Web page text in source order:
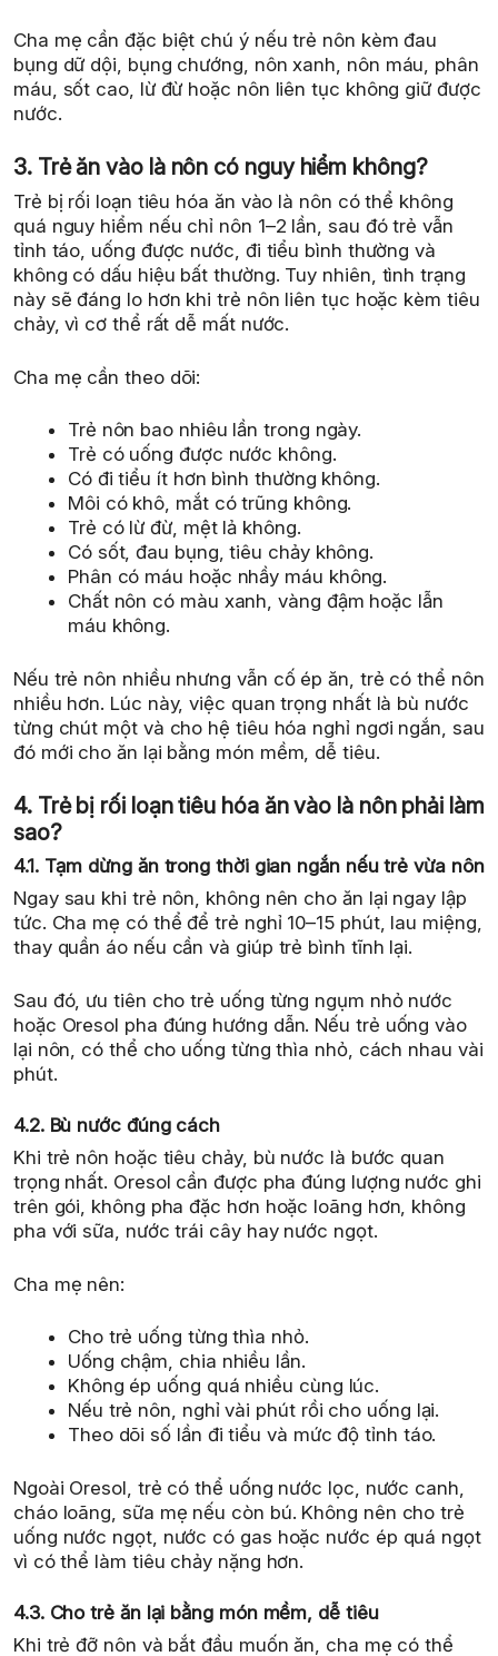
Cha mẹ cần đặc biệt chú ý nếu trẻ nôn kèm đau
bụng dữ dội, bụng chướng, nôn xanh, nôn máu, phân
máu, sốt cao, lừ đừ hoặc nôn liên tục không giữ được
nước.
3. Trẻ ăn vào là nôn có nguy hiểm không?
Trẻ bị rối loạn tiêu hóa ăn vào là nôn có thể không
quá nguy hiểm nếu chỉ nôn 1–2 lần, sau đó trẻ vẫn
tỉnh táo, uống được nước, đi tiểu bình thường và
không có dấu hiệu bất thường. Tuy nhiên, tình trạng
này sẽ đáng lo hơn khi trẻ nôn liên tục hoặc kèm tiêu
chảy, vì cơ thể rất dễ mất nước.
Cha mẹ cần theo dõi:
Trẻ nôn bao nhiêu lần trong ngày.
Trẻ có uống được nước không.
Có đi tiểu ít hơn bình thường không.
Môi có khô, mắt có trũng không.
Trẻ có lừ đừ, mệt lả không.
Có sốt, đau bụng, tiêu chảy không.
Phân có máu hoặc nhầy máu không.
Chất nôn có màu xanh, vàng đậm hoặc lẫn
máu không.
Nếu trẻ nôn nhiều nhưng vẫn cố ép ăn, trẻ có thể nôn
nhiều hơn. Lúc này, việc quan trọng nhất là bù nước
từng chút một và cho hệ tiêu hóa nghỉ ngơi ngắn, sau
đó mới cho ăn lại bằng món mềm, dễ tiêu.
4. Trẻ bị rối loạn tiêu hóa ăn vào là nôn phải làm
sao?
4.1. Tạm dừng ăn trong thời gian ngắn nếu trẻ vừa nôn
Ngay sau khi trẻ nôn, không nên cho ăn lại ngay lập
tức. Cha mẹ có thể để trẻ nghỉ 10–15 phút, lau miệng,
thay quần áo nếu cần và giúp trẻ bình tĩnh lại.
Sau đó, ưu tiên cho trẻ uống từng ngụm nhỏ nước
hoặc Oresol pha đúng hướng dẫn. Nếu trẻ uống vào
lại nôn, có thể cho uống từng thìa nhỏ, cách nhau vài
phút.
4.2. Bù nước đúng cách
Khi trẻ nôn hoặc tiêu chảy, bù nước là bước quan
trọng nhất. Oresol cần được pha đúng lượng nước ghi
trên gói, không pha đặc hơn hoặc loãng hơn, không
pha với sữa, nước trái cây hay nước ngọt.
Cha mẹ nên:
Cho trẻ uống từng thìa nhỏ.
Uống chậm, chia nhiều lần.
Không ép uống quá nhiều cùng lúc.
Nếu trẻ nôn, nghỉ vài phút rồi cho uống lại.
Theo dõi số lần đi tiểu và mức độ tỉnh táo.
Ngoài Oresol, trẻ có thể uống nước lọc, nước canh,
cháo loãng, sữa mẹ nếu còn bú. Không nên cho trẻ
uống nước ngọt, nước có gas hoặc nước ép quá ngọt
vì có thể làm tiêu chảy nặng hơn.
4.3. Cho trẻ ăn lại bằng món mềm, dễ tiêu
Khi trẻ đỡ nôn và bắt đầu muốn ăn, cha mẹ có thể